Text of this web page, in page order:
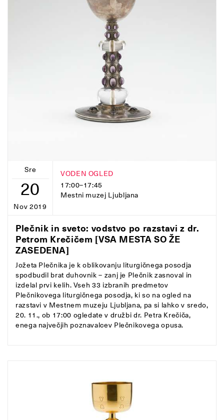
Sre
20
Nov 2019
VODEN OGLED
17:00–17:45
Mestni muzej Ljubljana
Plečnik in sveto: vodstvo po razstavi z dr.
Petrom Krečičem [VSA MESTA SO ŽE
ZASEDENA]
Jožeta Plečnika je k oblikovanju liturgičnega posodja
spodbudil brat duhovnik – zanj je Plečnik zasnoval in
izdelal prvi kelih. Vseh 33 izbranih predmetov
Plečnikovega liturgičnega posodja, ki so na ogled na
razstavi v Mestnem muzeju Ljubljana, pa si lahko v sredo,
20. 11., ob 17:00 ogledate v družbi dr. Petra Krečiča,
enega največjih poznavalcev Plečnikovega opusa.